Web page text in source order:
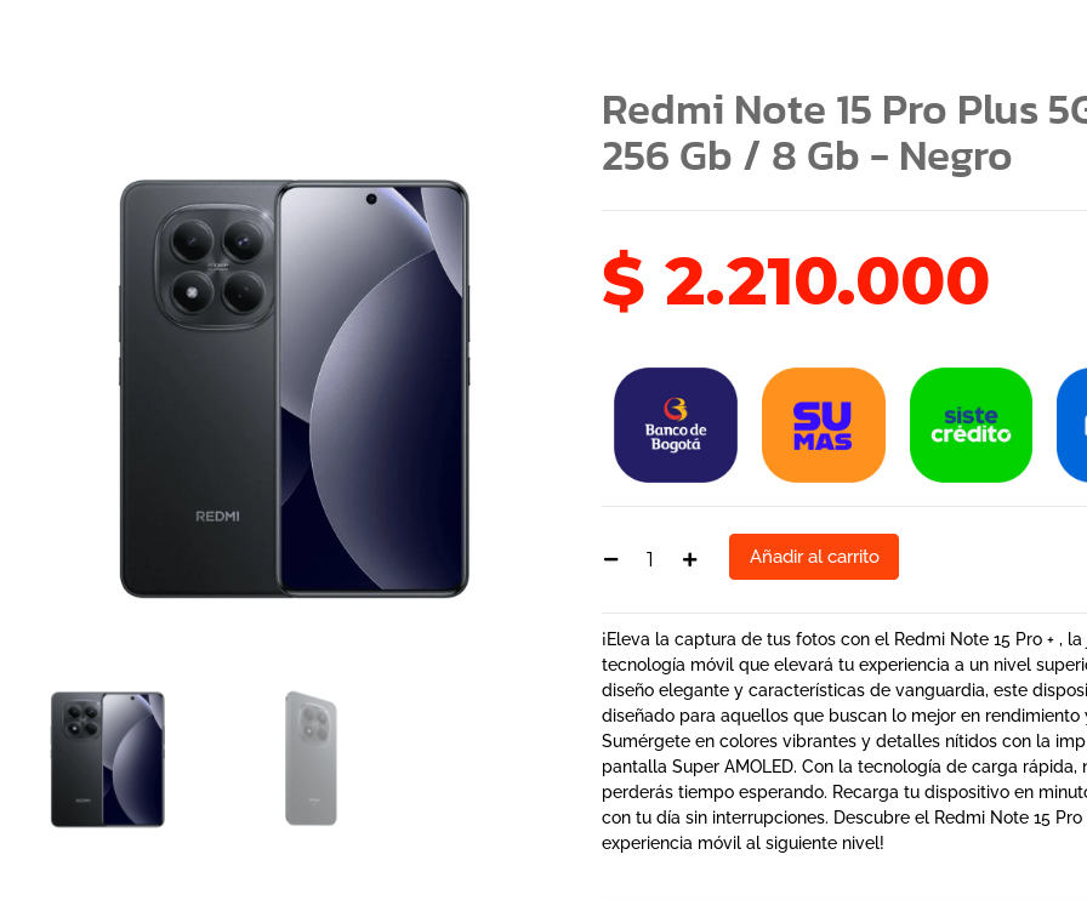
Redmi Note 15 Pro Plus
256 Gb / 8 Gb - Negro
$ 2.210.000
Añadir al carrito
¡Eleva la captura de tus fotos con el Redmi Note 15 Pro + ,
tecnología móvil que elevará tu experiencia a un nivel
diseño elegante y características de vanguardia, este
diseñado para aquellos que buscan lo mejor en rendimiento
Sumérgete en colores vibrantes y detalles nítidos con la
pantalla Super AMOLED. Con la tecnología de carga rápida,
perderás tiempo esperando. Recarga tu dispositivo en
con tu día sin interrupciones. Descubre el Redmi Note 15
experiencia móvil al siguiente nivel!